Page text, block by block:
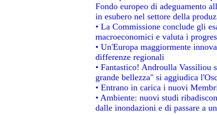
Fondo europeo di adeguamento
in esubero nel settore della
• La Commissione conclude gli
macroeconomici e valuta i
• Un'Europa maggiormente
differenze regionali
• Fantastico! Androulla Vassiliou
grande bellezza" si aggiudica
• Entrano in carica i nuovi
• Ambiente: nuovi studi
dalle inondazioni e di passare a